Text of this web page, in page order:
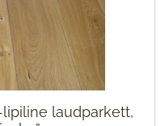
laudparkett,